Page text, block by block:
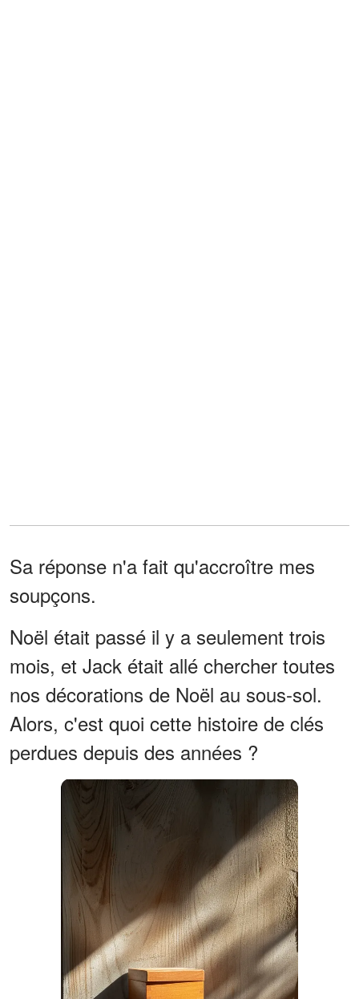
Sa réponse n'a fait qu'accroître mes
soupçons.
Noël était passé il y a seulement trois
mois, et Jack était allé chercher toutes
nos décorations de Noël au sous-sol.
Alors, c'est quoi cette histoire de clés
perdues depuis des années ?